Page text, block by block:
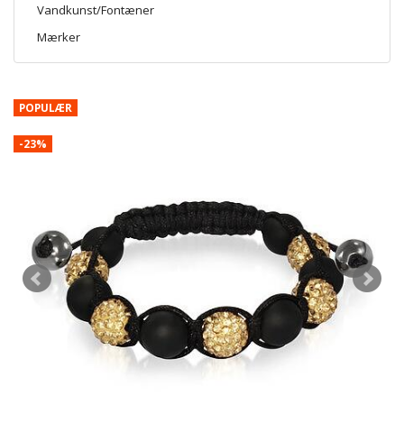
Vandkunst/Fontæner
Mærker
POPULÆR
-23%